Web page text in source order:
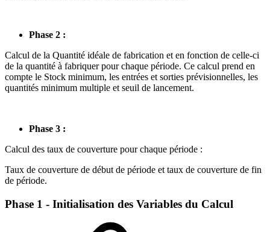
Phase 2 :
Calcul de la Quantité idéale de fabrication et en fonction de celle-ci
de la quantité à fabriquer pour chaque période. Ce calcul prend en
compte le Stock minimum, les entrées et sorties prévisionnelles, les
quantités minimum multiple et seuil de lancement.
Phase 3 :
Calcul des taux de couverture pour chaque période :
Taux de couverture de début de période et taux de couverture de fin
de période.
Phase 1 - Initialisation des Variables du Calcul